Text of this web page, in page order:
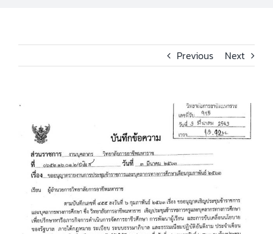
Previous Next
View
Larger
Image